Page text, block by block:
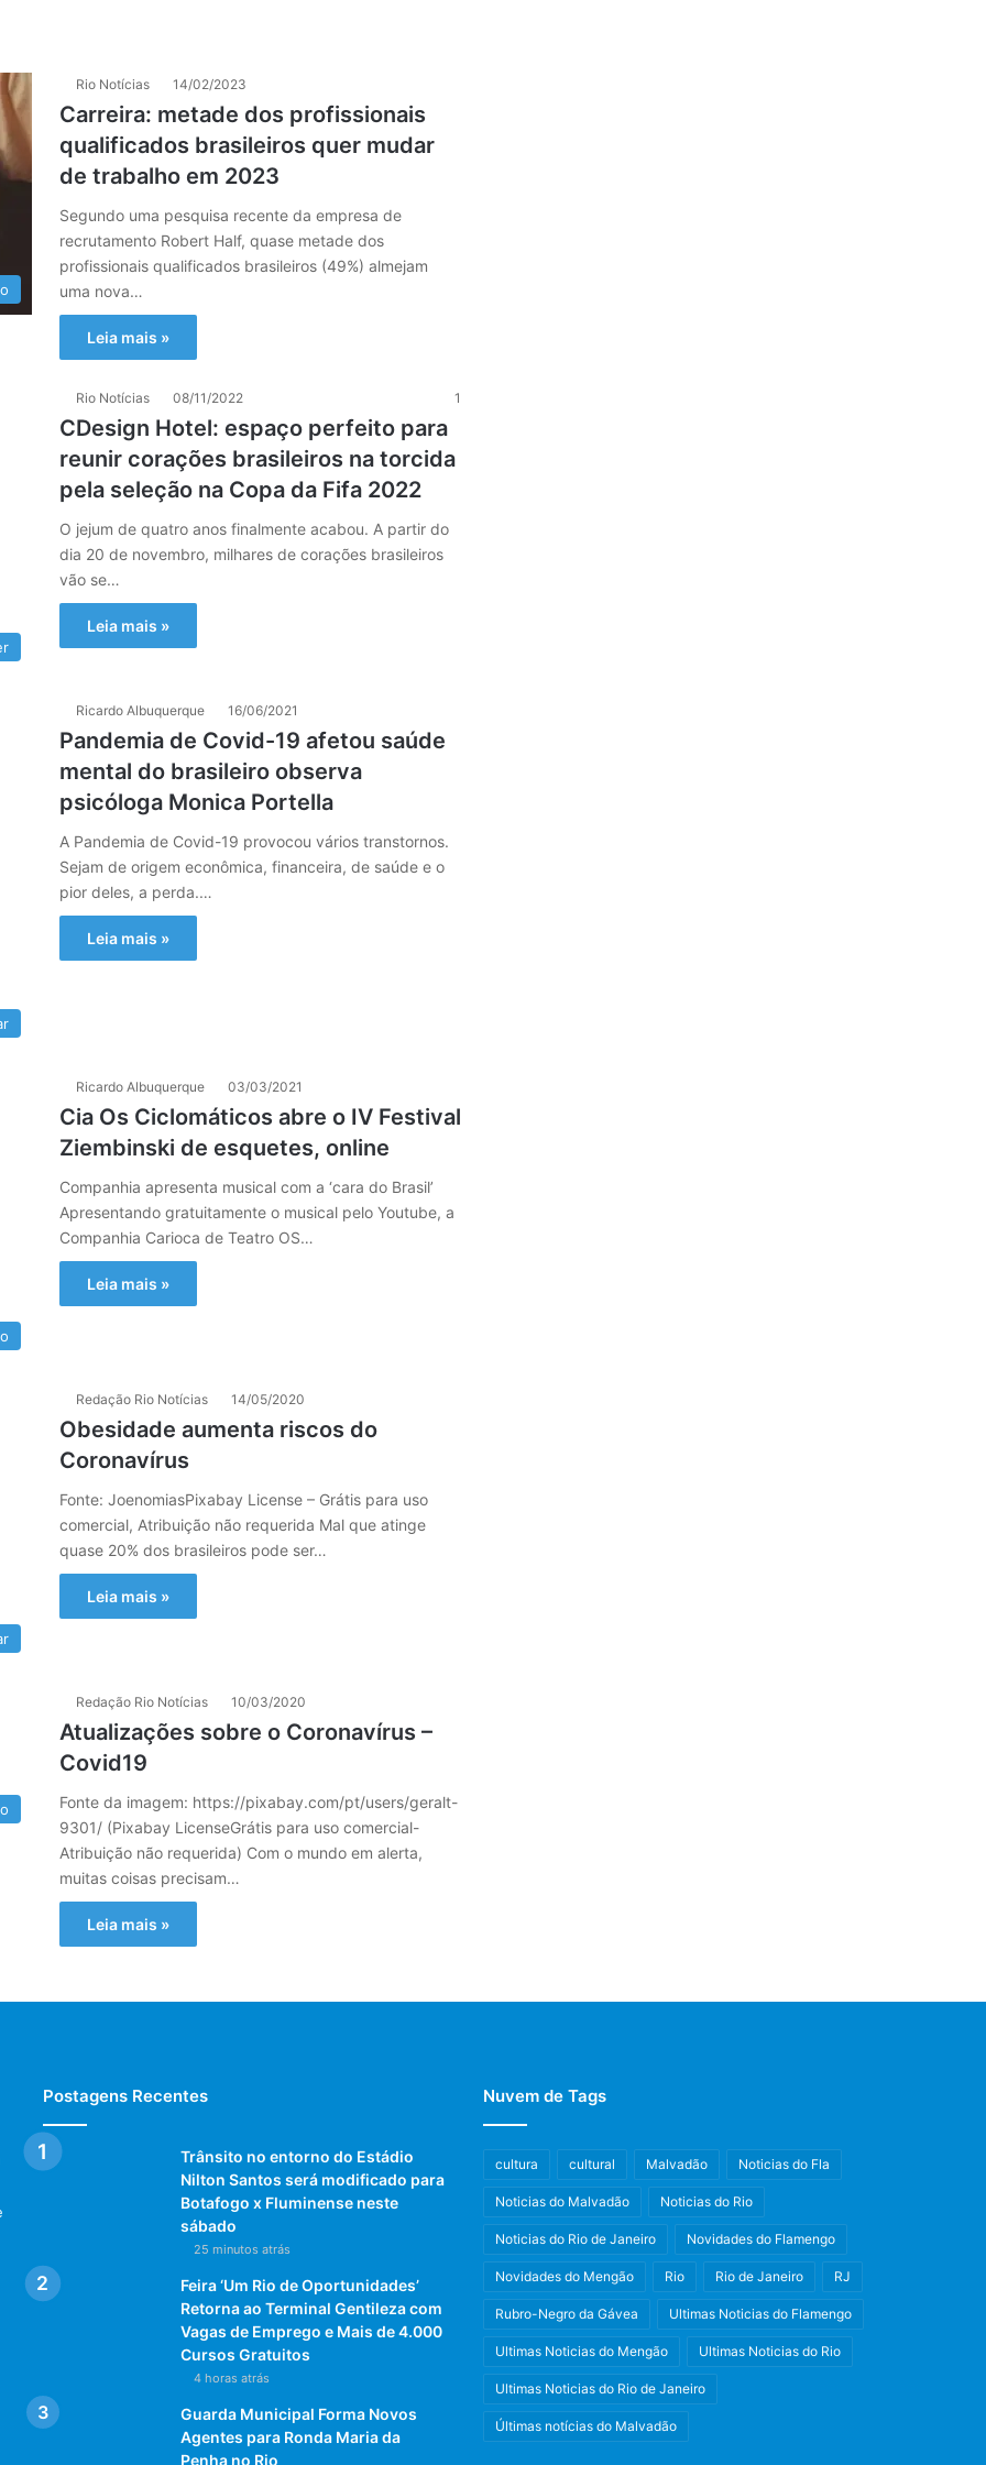
Rio Notícias 14/02/2023
Carreira: metade dos profissionais
qualificados brasileiros quer mudar
de trabalho em 2023
Segundo uma pesquisa recente da empresa de
recrutamento Robert Half, quase metade dos
profissionais qualificados brasileiros (49%) almejam
uma nova…
Leia mais »
Rio Notícias 08/11/2022 1
CDesign Hotel: espaço perfeito para
reunir corações brasileiros na torcida
pela seleção na Copa da Fifa 2022
O jejum de quatro anos finalmente acabou. A partir do
dia 20 de novembro, milhares de corações brasileiros
vão se…
Leia mais »
Ricardo Albuquerque 16/06/2021
Pandemia de Covid-19 afetou saúde
mental do brasileiro observa
psicóloga Monica Portella
A Pandemia de Covid-19 provocou vários transtornos.
Sejam de origem econômica, financeira, de saúde e o
pior deles, a perda.…
Leia mais »
Ricardo Albuquerque 03/03/2021
Cia Os Ciclomáticos abre o IV Festival
Ziembinski de esquetes, online
Companhia apresenta musical com a ‘cara do Brasil’
Apresentando gratuitamente o musical pelo Youtube, a
Companhia Carioca de Teatro OS…
Leia mais »
Redação Rio Notícias 14/05/2020
Obesidade aumenta riscos do
Coronavírus
Fonte: JoenomiasPixabay License – Grátis para uso
comercial, Atribuição não requerida Mal que atinge
quase 20% dos brasileiros pode ser…
Leia mais »
Redação Rio Notícias 10/03/2020
Atualizações sobre o Coronavírus –
Covid19
Fonte da imagem: https://pixabay.com/pt/users/geralt-
9301/ (Pixabay LicenseGrátis para uso comercial-
Atribuição não requerida) Com o mundo em alerta,
muitas coisas precisam…
Leia mais »
Postagens Recentes
Trânsito no entorno do Estádio
Nilton Santos será modificado para
Botafogo x Fluminense neste
sábado
25 minutos atrás
Feira ‘Um Rio de Oportunidades’
Retorna ao Terminal Gentileza com
Vagas de Emprego e Mais de 4.000
Cursos Gratuitos
4 horas atrás
Guarda Municipal Forma Novos
Agentes para Ronda Maria da
Penha no Rio
Nuvem de Tags
cultura cultural Malvadão Noticias do Fla
Noticias do Malvadão Noticias do Rio
Noticias do Rio de Janeiro Novidades do Flamengo
Novidades do Mengão Rio Rio de Janeiro RJ
Rubro-Negro da Gávea Ultimas Noticias do Flamengo
Ultimas Noticias do Mengão Ultimas Noticias do Rio
Ultimas Noticias do Rio de Janeiro
Últimas notícias do Malvadão